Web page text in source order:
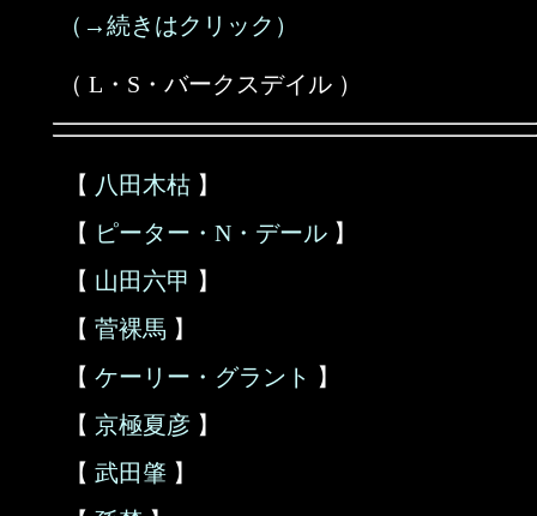
（→続きはクリック）
（ L・S・バークスデイル ）
【 八田木枯 】
【 ピーター・N・デール 】
【 山田六甲 】
【 菅裸馬 】
【 ケーリー・グラント 】
【 京極夏彦 】
【 武田肇 】